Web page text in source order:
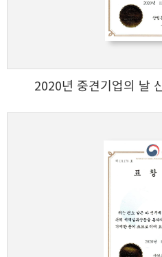
2020년 중견기업의 날